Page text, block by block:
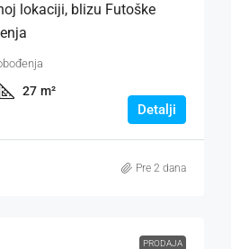
lokaciji, blizu Futoške
27 m²
Detalji
Pre 2 dana
PRODAJA